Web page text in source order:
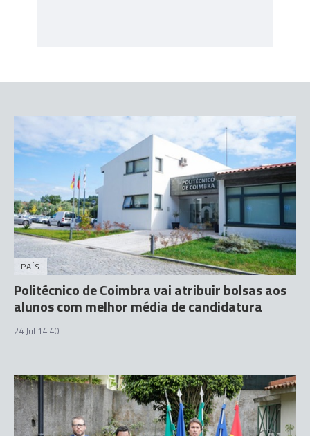
PAÍS
Politécnico de Coimbra vai atribuir bolsas aos
alunos com melhor média de candidatura
24 Jul 14:40